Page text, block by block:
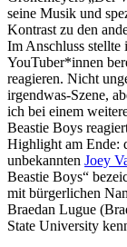
seine Musik und
Kontrast zu den
Im Anschluss stellte
YouTuber*innen
reagieren. Nicht
irgendwas-Szene,
ich bei einem
Beastie Boys
Highlight am Ende:
unbekannten Joey
Beastie Boys“
mit bürgerlichen
Braedan Lugue
State University